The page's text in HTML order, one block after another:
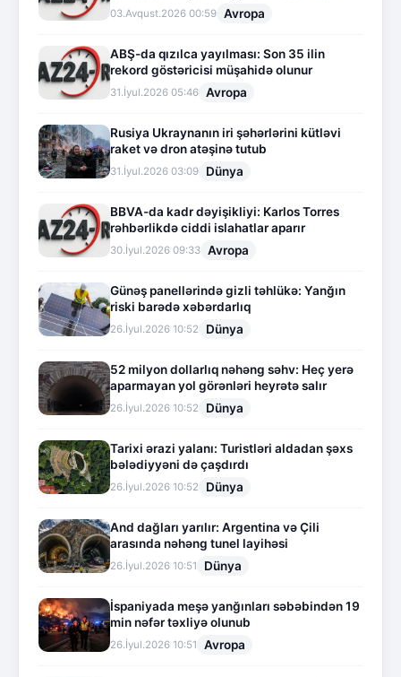
03.Avqust.2026 00:59 Avropa
ABŞ-da qızılca yayılması: Son 35 ilin
rekord göstəricisi müşahidə olunur
31.İyul.2026 05:46 Avropa
Rusiya Ukraynanın iri şəhərlərini kütləvi
raket və dron atəşinə tutub
31.İyul.2026 03:09 Dünya
BBVA-da kadr dəyişikliyi: Karlos Torres
rəhbərlikdə ciddi islahatlar aparır
30.İyul.2026 09:33 Avropa
Günəş panellərində gizli təhlükə: Yanğın
riski barədə xəbərdarlıq
26.İyul.2026 10:52 Dünya
52 milyon dollarlıq nəhəng səhv: Heç yerə
aparmayan yol görənləri heyrətə salır
26.İyul.2026 10:52 Dünya
Tarixi ərazi yalanı: Turistləri aldadan şəxs
bələdiyyəni də çaşdırdı
26.İyul.2026 10:52 Dünya
And dağları yarılır: Argentina və Çili
arasında nəhəng tunel layihəsi
26.İyul.2026 10:51 Dünya
İspaniyada meşə yanğınları səbəbindən 19
min nəfər təxliyə olunub
26.İyul.2026 10:51 Avropa